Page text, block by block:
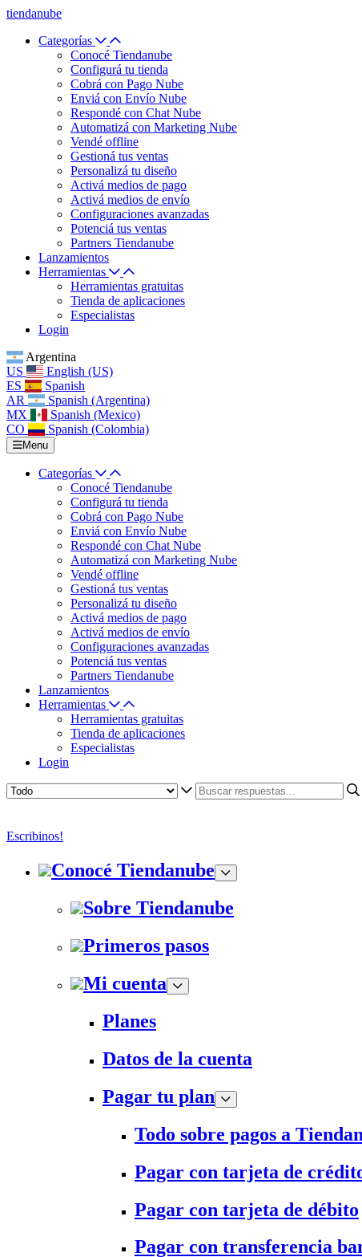
tiendanube
Categorías
Conocé Tiendanube
Configurá tu tienda
Cobrá con Pago Nube
Enviá con Envío Nube
Respondé con Chat Nube
Automatizá con Marketing Nube
Vendé offline
Gestioná tus ventas
Personalizá tu diseño
Activá medios de pago
Activá medios de envío
Configuraciones avanzadas
Potenciá tus ventas
Partners Tiendanube
Lanzamientos
Herramientas
Herramientas gratuitas
Tienda de aplicaciones
Especialistas
Login
Argentina
US
English (US)
ES
Spanish
AR
Spanish (Argentina)
MX
Spanish (Mexico)
CO
Spanish (Colombia)
Menu
Categorías
Conocé Tiendanube
Configurá tu tienda
Cobrá con Pago Nube
Enviá con Envío Nube
Respondé con Chat Nube
Automatizá con Marketing Nube
Vendé offline
Gestioná tus ventas
Personalizá tu diseño
Activá medios de pago
Activá medios de envío
Configuraciones avanzadas
Potenciá tus ventas
Partners Tiendanube
Lanzamientos
Herramientas
Herramientas gratuitas
Tienda de aplicaciones
Especialistas
Login
Escribinos!
Conocé Tiendanube
Sobre Tiendanube
Primeros pasos
Mi cuenta
Planes
Datos de la cuenta
Pagar tu plan
Todo sobre pagos a
Pagar con tarjeta de
Pagar con tarjeta de débito
Pagar con transferencia